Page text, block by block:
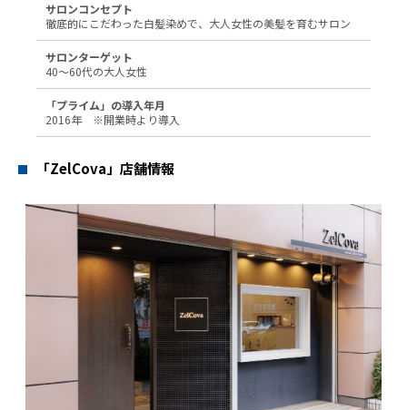
サロンコンセプト
徹底的にこだわった白髪染めで、大人女性の美髪を育むサロン
サロンターゲット
40〜60代の大人女性
「プライム」の導入年月
2016年 ※開業時より導入
「ZelCova」店舗情報